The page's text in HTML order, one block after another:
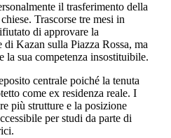
il trasferimento della
Trascorse tre mesi in
di approvare la
Kazan sulla Piazza Rossa, ma
sua competenza insostituibile.
centrale poiché la tenuta
come ex residenza reale. I
più strutture e la posizione
per studi da parte di